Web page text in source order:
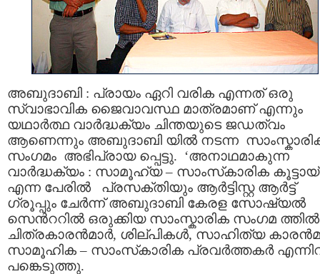
അബുദാബി : പ്രായം ഏറി വരിക എന്നത് ഒരു
സ്വാഭാവിക ജൈവാവസ്ഥ മാത്രമാണ് എന്നും
യഥാര്‍ത്ഥ വാര്‍ദ്ധക്യം ചിന്തയുടെ ജഡത്വം
ആണെന്നും അബുദാബി യില്‍ നടന്ന
സംഗമം അഭിപ്രായ പ്പെട്ടു. ‘അനാഥമാകുന്ന
വാര്‍ദ്ധക്യം : സാമൂഹ്യ – സാംസ്‌കാരിക
എന്ന പേരില്‍ പ്രസക്തിയും ആര്‍ട്ടിസ്റ്റ ആര്‍ട്ട്
ഗ്രൂപ്പും ചേര്‍ന്ന് അബുദാബി കേരള സോഷ്യല്‍
സെന്‍ററില്‍ ഒരുക്കിയ സാംസ്കാരിക സംഗമ ത്തില്‍
ചിത്രകാരന്‍മാര്‍, ശില്പികള്‍, സാഹിത്യ
സാമൂഹിക – സാംസ്‌കാരിക പ്രവര്‍ത്തകര്‍
പങ്കെടുത്തു.